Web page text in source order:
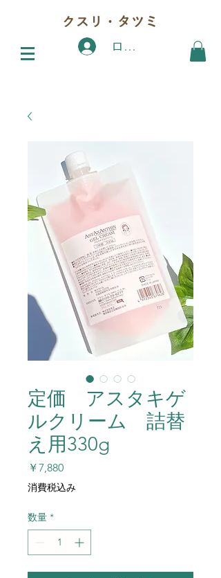
クスリ・タツミ
ログイン
定価 アスタキゲ
ルクリーム 詰替
え用330g
￥7,880価
格
消費税込み
数量 *